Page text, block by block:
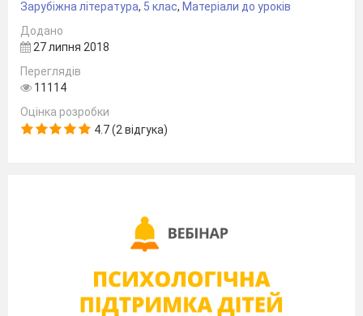
Зарубіжна література, 5 клас, Матеріали до уроків
Додано
27 липня 2018
Переглядів
11114
Оцінка розробки
4.7 (2 відгука)